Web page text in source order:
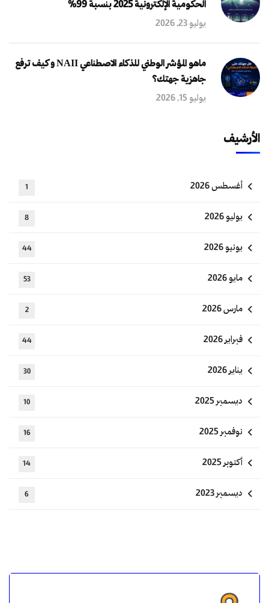
الحكومية الإلكترونية 2025 بنسبة 99%
يوليو 23, 2026
ماهو المؤشر الوطني للذكاء الاصطناعي NAII و كيف ترفع
جاهزية جهتك؟
يوليو 15, 2026
الأرشيف
أغسطس 2026 1
يوليو 2026 8
يونيو 2026 44
مايو 2026 53
مارس 2026 2
فبراير 2026 44
يناير 2026 30
ديسمبر 2025 10
نوفمبر 2025 16
أكتوبر 2025 14
ديسمبر 2023 6